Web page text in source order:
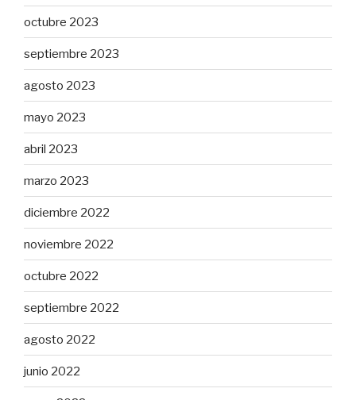
octubre 2023
septiembre 2023
agosto 2023
mayo 2023
abril 2023
marzo 2023
diciembre 2022
noviembre 2022
octubre 2022
septiembre 2022
agosto 2022
junio 2022